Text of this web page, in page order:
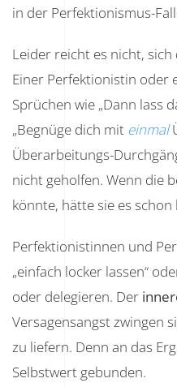
in der Perfektionismus-
Leider reicht es nicht,
Einer Perfektionistin oder
Sprüchen wie „Dann lass
„Begnüge dich mit einmal
Überarbeitungs-
nicht geholfen. Wenn die
könnte, hätte sie es schon
Perfektionistinnen und
„einfach locker lassen“
oder delegieren. Der
Versagensangst zwingen
zu liefern. Denn an das
Selbstwert gebunden.